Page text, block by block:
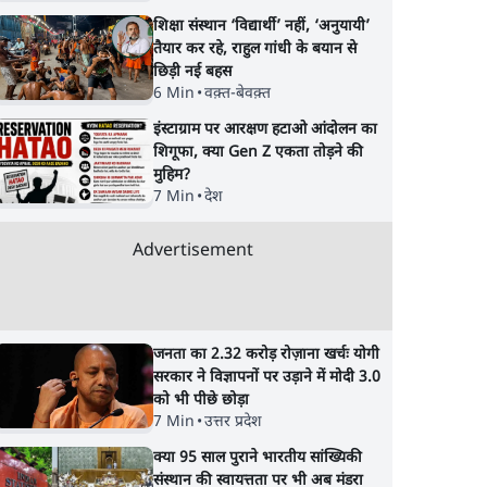
शिक्षा संस्थान ‘विद्यार्थी’ नहीं, ‘अनुयायी’
तैयार कर रहे, राहुल गांधी के बयान से
छिड़ी नई बहस
6 Min •वक़्त-बेवक़्त
इंस्टाग्राम पर आरक्षण हटाओ आंदोलन का
शिगूफा, क्या Gen Z एकता तोड़ने की
मुहिम?
7 Min •देश
Advertisement
जनता का 2.32 करोड़ रोज़ाना खर्चः योगी
सरकार ने विज्ञापनों पर उड़ाने में मोदी 3.0
को भी पीछे छोड़ा
7 Min •उत्तर प्रदेश
क्या 95 साल पुराने भारतीय सांख्यिकी
संस्थान की स्वायत्तता पर भी अब मंडरा